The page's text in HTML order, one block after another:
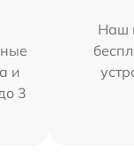
и
3
Наш